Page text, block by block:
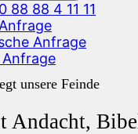
88 88 4 11 11
Anfrage
unsere Feinde
Andacht,